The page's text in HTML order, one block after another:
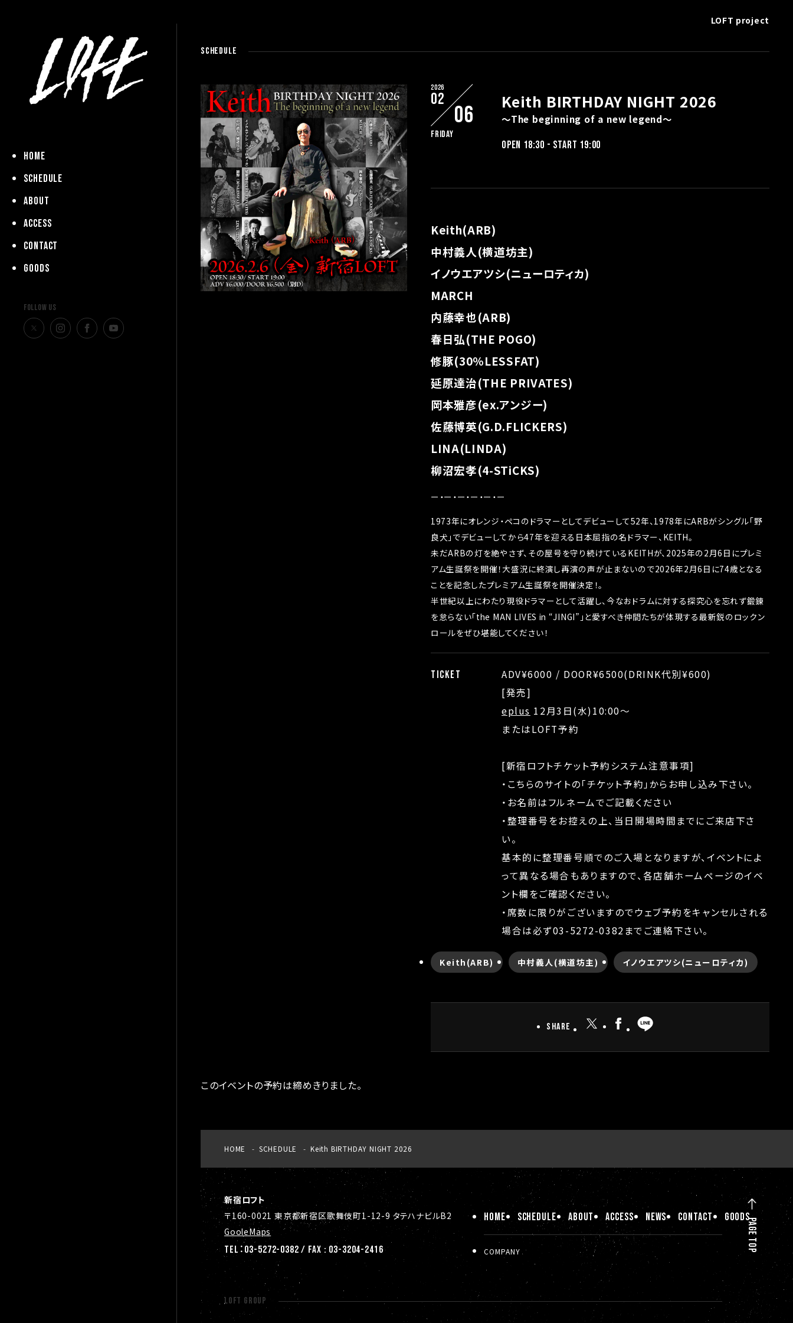
HOME
SCHEDULE
ABOUT
ACCESS
CONTACT
GOODS
FOLLOW US
LOFT project
SCHEDULE
2026
02
06
Friday
Keith BIRTHDAY NIGHT 2026
～The beginning of a new legend～
OPEN 18:30 - START 19:00
Keith(ARB)
中村義人(横道坊主)
イノウエアツシ(ニューロティカ)
MARCH
内藤幸也(ARB)
春日弘(THE POGO)
修豚(30％LESSFAT)
延原達治(THE PRIVATES)
岡本雅彦(ex.アンジー)
佐藤博英(G.D.FLICKERS)
LINA(LINDA)
柳沼宏孝(4-STiCKS)
ー・ー・ー・ー・ー・ー
1973年にオレンジ・ペコのドラマーとしてデビューして52年、1978年にARBがシングル「野
良犬」でデビューしてから47年を迎える日本屈指の名ドラマー、KEITH。
未だARBの灯を絶やさず、その屋号を守り続けているKEITHが、2025年の2月6日にプレミ
アム生誕祭を開催！大盛況に終演し再演の声が止まないので2026年2月6日に74歳となる
ことを記念したプレミアム生誕祭を開催決定！。
半世紀以上にわたり現役ドラマーとして活躍し、今なおドラムに対する探究心を忘れず鍛錬
を怠らない「the MAN LIVES in “JINGI”」と愛すべき仲間たちが体現する最新鋭のロックン
ロールをぜひ堪能してください！
TICKET
ADV¥6000 / DOOR¥6500(DRINK代別¥600)
[発売]
eplus 12月3日(水)10:00〜
またはLOFT予約
[新宿ロフトチケット予約システム注意事項]
・こちらのサイトの「チケット予約」からお申し込み下さい。
・お名前はフルネームでご記載ください
・整理番号をお控えの上、当日開場時間までにご来店下さ
い。
基本的に整理番号順でのご入場となりますが、イベントによ
って異なる場合もありますので、各店舗ホームページのイベ
ント欄をご確認ください。
・席数に限りがございますのでウェブ予約をキャンセルされる
場合は必ず03-5272-0382までご連絡下さい。
Keith(ARB) 中村義人(横道坊主) イノウエアツシ(ニューロティカ)
SHARE
このイベントの予約は締めきりました。
HOME SCHEDULE Keith BIRTHDAY NIGHT 2026
新宿ロフト
〒160-0021 東京都新宿区歌舞伎町1-12-9 タテハナビルB2
GooleMaps
TEL：03-5272-0382 / FAX : 03-3204-2416
HOME SCHEDULE ABOUT ACCESS NEWS CONTACT GOODS
COMPANY
LOFT GROUP
PAGE TOP